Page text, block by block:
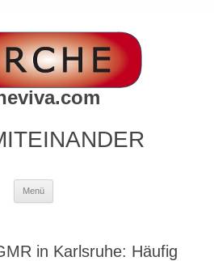
Menü
in Karlsruhe: Häufig